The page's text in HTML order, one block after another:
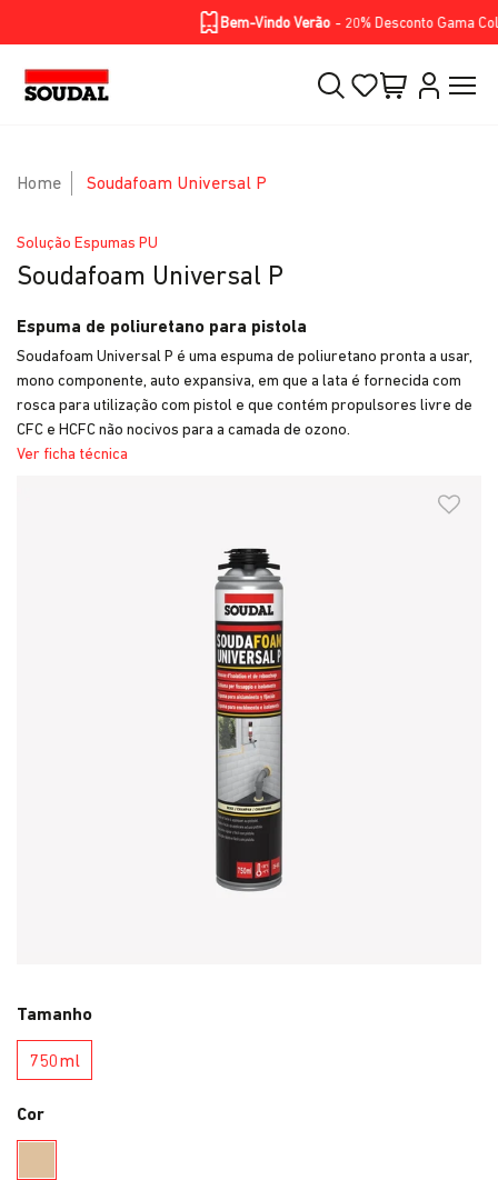
Produtos BIKE RANGE
Bem-Vindo Verão- 20% Desconto Gama
Home Soudafoam Universal P
Solução Espumas PU
Soudafoam Universal P
Espuma de poliuretano para pistola
Soudafoam Universal P é uma espuma de poliuretano pronta a usar,
mono componente, auto expansiva, em que a lata é fornecida com
rosca para utilização com pistol e que contém propulsores livre de
CFC e HCFC não nocivos para a camada de ozono.
Ver ficha técnica
Tamanho
750ml
Cor